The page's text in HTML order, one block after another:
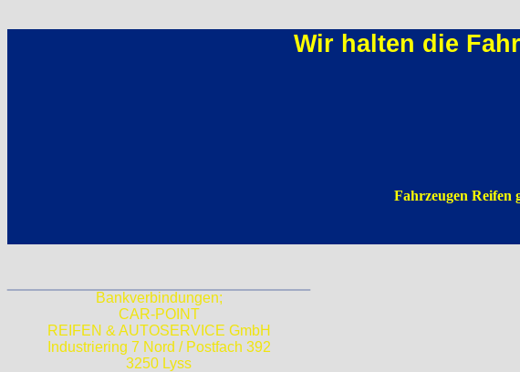
Wir halten die
Fahrzeugen Reifen
Bankverbindungen;
CAR-POINT
REIFEN & AUTOSERVICE GmbH
Industriering 7 Nord / Postfach 392
3250 Lyss